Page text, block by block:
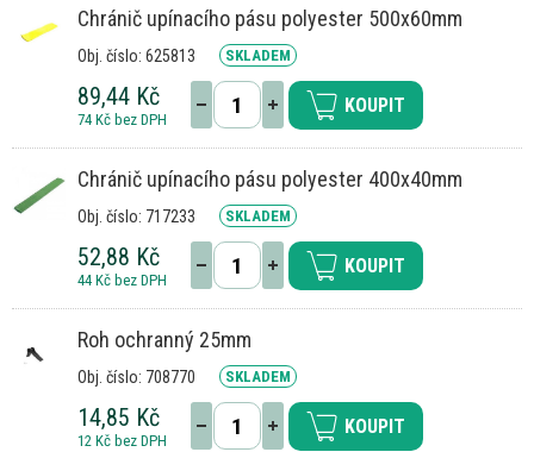
Chránič upínacího pásu polyester 500x60mm
Obj. číslo: 625813 SKLADEM
89,44 Kč
74 Kč bez DPH
KOUPIT
Chránič upínacího pásu polyester 400x40mm
Obj. číslo: 717233 SKLADEM
52,88 Kč
44 Kč bez DPH
KOUPIT
Roh ochranný 25mm
Obj. číslo: 708770 SKLADEM
14,85 Kč
12 Kč bez DPH
KOUPIT